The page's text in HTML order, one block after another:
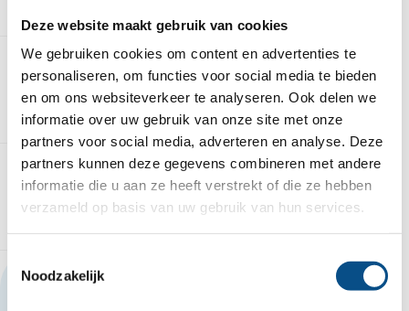
Deze website maakt gebruik van cookies
We gebruiken cookies om content en advertenties te
personaliseren, om functies voor social media te bieden
en om ons websiteverkeer te analyseren. Ook delen we
informatie over uw gebruik van onze site met onze
partners voor social media, adverteren en analyse. Deze
partners kunnen deze gegevens combineren met andere
informatie die u aan ze heeft verstrekt of die ze hebben
verzameld op basis van uw gebruik van hun services.
Noodzakelijk
Dit neem je mee
Dit bieden wij
Deze vacature delen?